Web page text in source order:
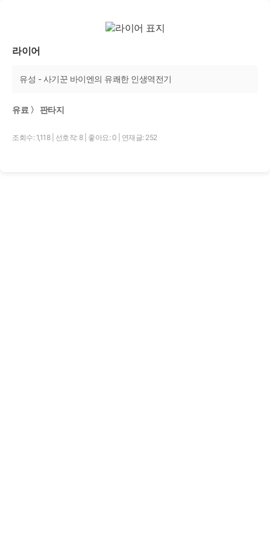
라이어
유성 - 사기꾼 바이엔의 유쾌한 인생역전기
유료 〉 판타지
조회수: 1,118 선호작: 8 좋아요: 0 연재글: 252